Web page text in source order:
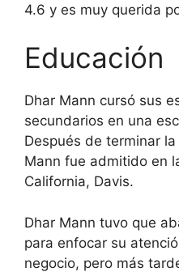
4.6 y es muy querida
Educación
Dhar Mann cursó sus
secundarios en una
Después de terminar
Mann fue admitido en
California, Davis.
Dhar Mann tuvo que
para enfocar su
negocio, pero más